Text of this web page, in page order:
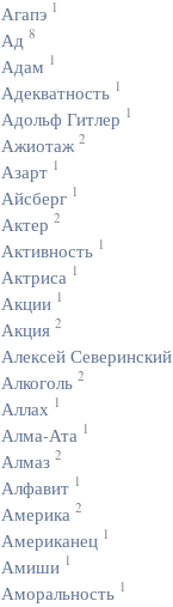
Агапэ 1
Ад 8
Адам 1
Адекватность 1
Адольф Гитлер 1
Ажиотаж 2
Азарт 1
Айсберг 1
Актер 2
Активность 1
Актриса 1
Акции 1
Акция 2
Алексей Северинский
Алкоголь 2
Аллах 1
Алма-Ата 1
Алмаз 2
Алфавит 1
Америка 2
Американец 1
Амиши 1
Аморальность 1